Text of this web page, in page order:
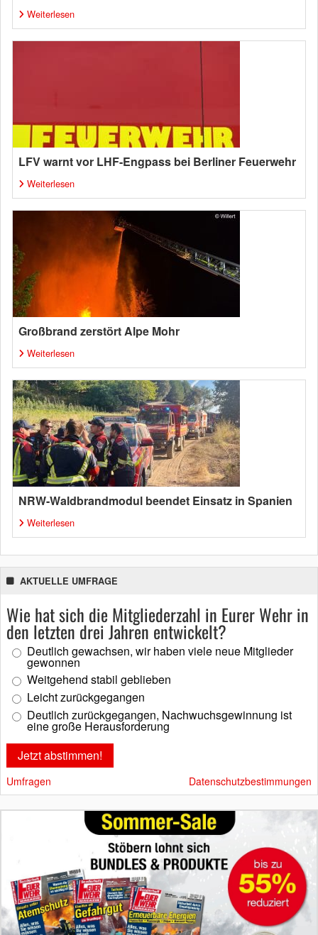
Weiterlesen
LFV warnt vor LHF-Engpass bei Berliner Feuerwehr
Weiterlesen
Großbrand zerstört Alpe Mohr
Weiterlesen
NRW-Waldbrandmodul beendet Einsatz in Spanien
Weiterlesen
AKTUELLE UMFRAGE
Wie hat sich die Mitgliederzahl in Eurer Wehr in
den letzten drei Jahren entwickelt?
Deutlich gewachsen, wir haben viele neue Mitglieder
gewonnen
Weitgehend stabil geblieben
Leicht zurückgegangen
Deutlich zurückgegangen, Nachwuchsgewinnung ist
eine große Herausforderung
Umfragen Datenschutzbestimmungen